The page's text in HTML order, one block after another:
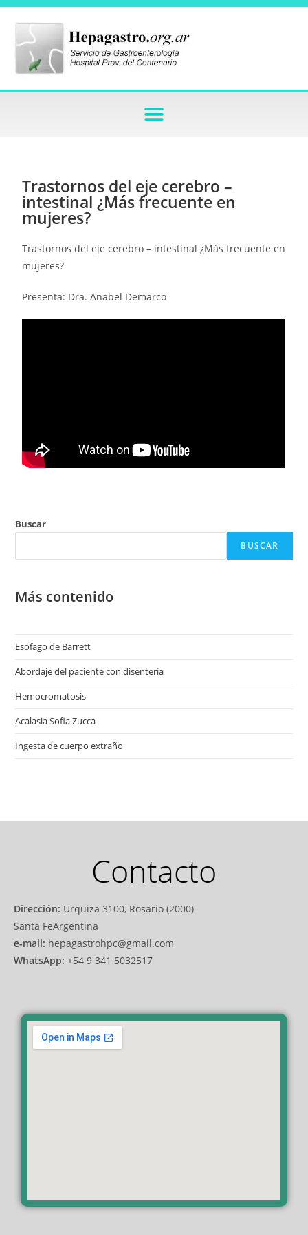
Trastornos del eje cerebro –
intestinal ¿Más frecuente en
mujeres?
Trastornos del eje cerebro – intestinal ¿Más frecuente en
mujeres?
Presenta: Dra. Anabel Demarco
Buscar
BUSCAR
Más contenido
Esofago de Barrett
Abordaje del paciente con disentería
Hemocromatosis
Acalasia Sofia Zucca
Ingesta de cuerpo extraño
Contacto
Dirección: Urquiza 3100, Rosario (2000)
Santa FeArgentina
e-mail: hepagastrohpc@gmail.com
WhatsApp: +54 9 341 5032517